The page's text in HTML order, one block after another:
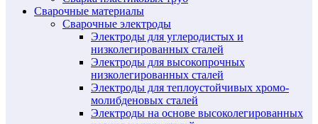
Сварочные материалы
Сварочные электроды
Электроды для углеродистых и
низколегированных сталей
Электроды для высокопрочных
низколегированных сталей
Электроды для теплоустойчивых хромо-
молибденовых сталей
Электроды на основе высоколегированных